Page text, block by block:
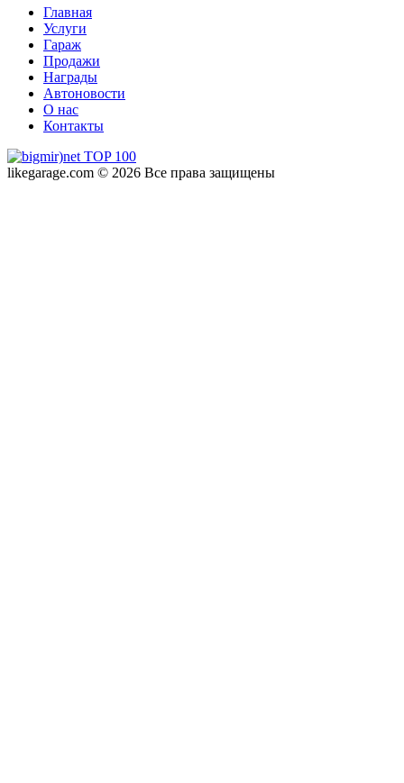
Главная
Услуги
Гараж
Продажи
Награды
Автоновости
О нас
Контакты
likegarage.com © 2026 Все права защищены